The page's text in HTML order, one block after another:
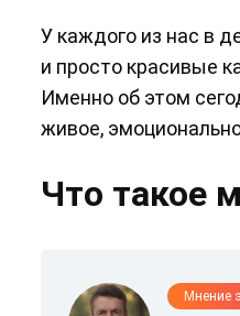
У каждого из нас в
и просто красивые
Именно об этом
живое,
Что такое
Мнение